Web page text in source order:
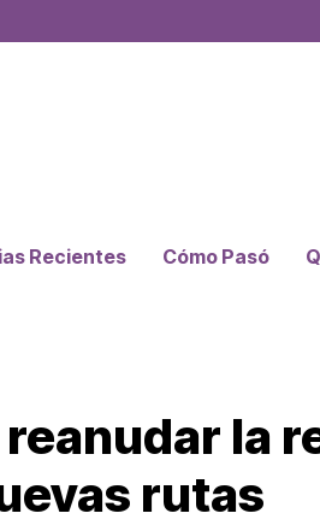
Recientes Cómo Pasó
la
rutas